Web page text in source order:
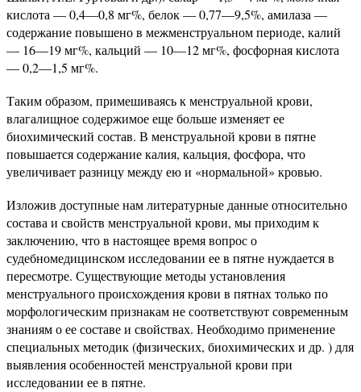
кислота — 0,4—0,8 мг%, белок — 0,77—9,5%, амилаза —
содержание повышено в межменструальном периоде, калий
— 16—19 мг%, кальций — 10—12 мг%, фосфорная кислота
— 0,2—1,5 мг%.
Таким образом, примешиваясь к менструальной крови,
влагалищное содержимое еще больше изменяет ее
биохимический состав. В менструальной крови в пятне
повышается содержание калия, кальция, фосфора, что
увеличивает разницу между ею и «нормальной» кровью.
Изложив доступные нам литературные данные относительно
состава и свойств менструальной крови, мы приходим к
заключению, что в настоящее время вопрос о
судебномедицинском исследовании ее в пятне нуждается в
пересмотре. Существующие методы установления
менструального происхождения крови в пятнах только по
морфологическим признакам не соответствуют современным
знаниям о ее составе и свойствах. Необходимо применение
специальных методик (физических, биохимических и др. ) для
выявления особенностей менструальной крови при
исследовании ее в пятне.